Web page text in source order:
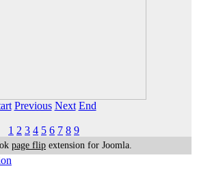
Previous Next End
1 2 3 4 5 6 7 8 9
page flip extension for Joomla.